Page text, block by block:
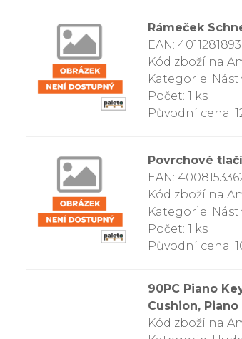
Rámeček
EAN:
Kód zboží na
Kategorie:
Počet: 1 ks
Původní cena:
Povrchové
EAN:
Kód zboží na
Kategorie:
Počet: 1 ks
Původní cena:
90PC Piano
Cushion,
Kód zboží na